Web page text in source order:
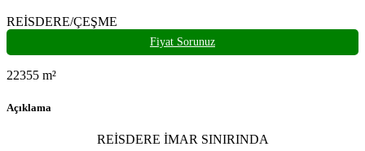
REİSDERE/ÇEŞME
Fiyat Sorunuz
22355 m²
Açıklama
REİSDERE İMAR SINIRINDA